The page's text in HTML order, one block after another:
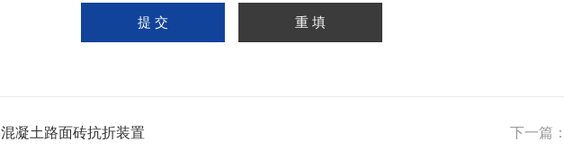
混凝土路面砖抗折装置 下一篇：